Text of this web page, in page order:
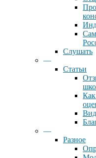
Слушать
—
Статьи
—
Разное